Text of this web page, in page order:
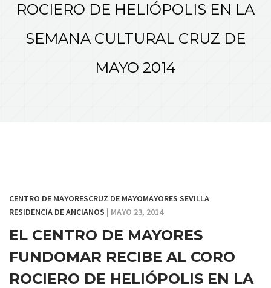
ROCIERO DE HELIÓPOLIS EN LA
SEMANA CULTURAL CRUZ DE
MAYO 2014
CENTRO DE MAYORESCRUZ DE MAYOMAYORES SEVILLA
RESIDENCIA DE ANCIANOS | MAYO 23, 2014
EL CENTRO DE MAYORES
FUNDOMAR RECIBE AL CORO
ROCIERO DE HELIÓPOLIS EN LA